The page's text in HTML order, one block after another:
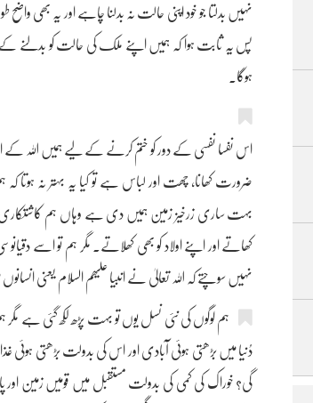
نہیں بدلتا جو خود اپنی حالت نہ بدلنا چاہے اور یہ بھی
پس یہ ثابت ہوا کہ ہمیں اپنے ملک کی حالت کو بدلنے
ہوگا۔
اس نفسا نفسی کے دور کو ختم کرنے کے لیے ہمیں اللہ کے
ضرورت کھانا، چھت اور لباس ہے تو کیا یہ بہتر نہ
بہت ساری زرخیز زمین ہمیں دی ہے وہاں ہم کاشتکاری
کھاتے اور اپنے اولاد کو بھی کھلاتے۔ مگر ہم تو اسے
نہیں سوچتے کہ اللہ تعالیٰ نے انبیا علیھم السلام یعنی
ہم لوگوں کی نئی نسل یوں تو بہت پڑھ لکھ گئی ہے مگر
دُنیا میں بڑھتی ہوئی آبادی اور اس کی بدولت بڑھتی
گی؟ خوراک کی کمی کی بدولت مستقبل میں قومیں زمین